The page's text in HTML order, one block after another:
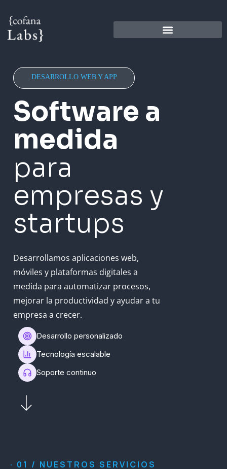
DESARROLLO WEB Y APP
Software a
medida
para
empresas y
startups
Desarrollamos aplicaciones web,
móviles y plataformas digitales a
medida para automatizar procesos,
mejorar la productividad y ayudar a tu
empresa a crecer.
Desarrollo personalizado
Tecnología escalable
Soporte continuo
· 01 / NUESTROS SERVICIOS